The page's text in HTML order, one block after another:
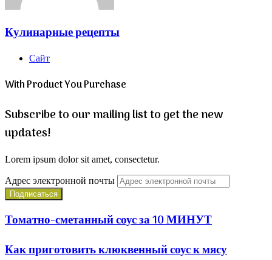
Кулинарные рецепты
Сайт
With Product You Purchase
Subscribe to our mailing list to get the new
updates!
Lorem ipsum dolor sit amet, consectetur.
Адрес электронной почты
Томатно-сметанный соус за 10 МИНУТ
Как приготовить клюквенный соус к мясу